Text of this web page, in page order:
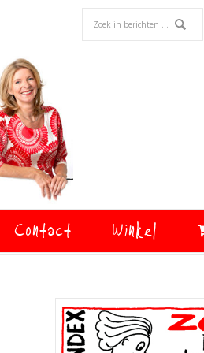
Contact Winkel
Primaire
Sidebar